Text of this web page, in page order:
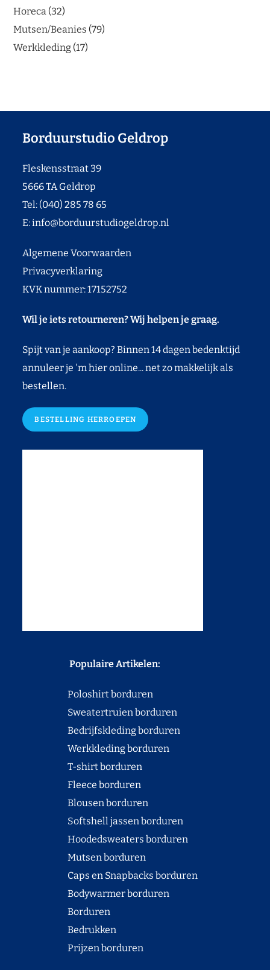
Horeca 32
Mutsen/Beanies 79
Werkkleding 17
Borduurstudio Geldrop
Fleskensstraat 39
5666 TA Geldrop
Tel: (040) 285 78 65
E:info@borduurstudiogeldrop.nl
Algemene Voorwaarden
Privacyverklaring
KVK nummer: 17152752
Wil je iets retourneren? Wij helpen je graag.
Spijt van je aankoop? Binnen 14 dagen bedenktijd
annuleer je 'm hier online... net zo makkelijk als
bestellen.
BESTELLING HERROEPEN
Populaire Artikelen:
Poloshirt borduren
Sweatertruien borduren
Bedrijfskleding borduren
Werkkleding borduren
T-shirt borduren
Fleece borduren
Blousen borduren
Softshell jassen borduren
Hoodedsweaters borduren
Mutsen borduren
Caps en Snapbacks borduren
Bodywarmer borduren
Borduren
Bedrukken
Prijzen borduren